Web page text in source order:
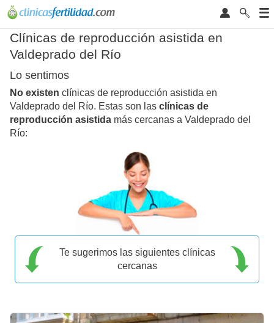
Clínicas de reproducción asistida en
Valdeprado del Río
Lo sentimos
No existen clínicas de reproducción asistida en
Valdeprado del Río. Estas son las clínicas de
reproducción asistida más cercanas a Valdeprado del
Río:
Te sugerimos las siguientes clínicas
cercanas